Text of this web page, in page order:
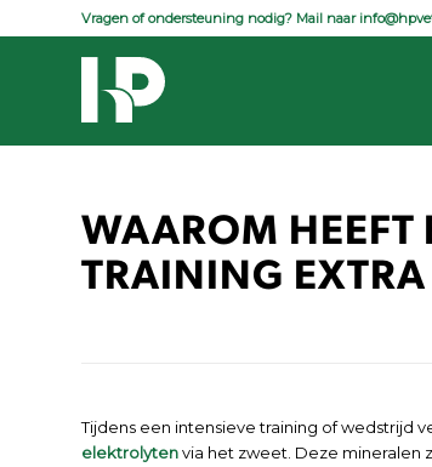
Vragen of ondersteuning nodig? Mail naar
WAAROM HEEFT
TRAINING
Tijdens een intensieve training of wedstrijd
elektrolytenvia het zweet. Deze mineralen